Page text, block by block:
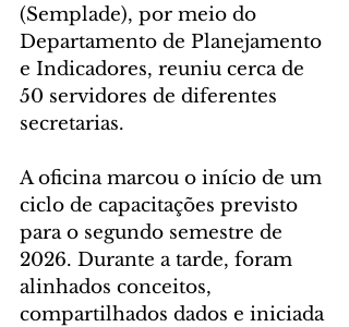
(Semplade), por meio do
Departamento de Planejamento
e Indicadores, reuniu cerca de
50 servidores de diferentes
secretarias.
A oficina marcou o início de um
ciclo de capacitações previsto
para o segundo semestre de
2026. Durante a tarde, foram
alinhados conceitos,
compartilhados dados e iniciada